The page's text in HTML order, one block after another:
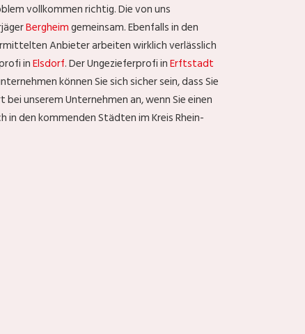
vollkommen richtig. Die von uns
Bergheimgemeinsam. Ebenfalls in den
Anbieter arbeiten wirklich verlässlich
inElsdorf. Der Ungezieferprofi inErftstadt
können Sie sich sicher sein, dass Sie
unserem Unternehmen an, wenn Sie einen
den kommenden Städten im Kreis Rhein-